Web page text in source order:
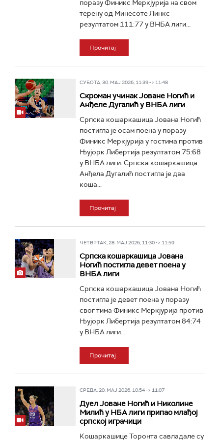
поразу Финикс Меркјурија на свом
терену од Минесоте Линкс
резултатом 111:77 у ВНБА лиги...
Прочитај
СУБОТА, 30. МАЈ 2026, 11:39 -> 11:48
Скроман учинак Јоване Ногић и
Анђеле Дугалић у ВНБА лиги
Српска кошаркашица Јована Ногић
постигла је осам поена у поразу
Финикс Меркјурија у гостима против
Њујорк Либертија резултатом 75:68
у ВНБА лиги. Српска кошаркашица
Анђела Дугалић постигла је два
коша...
Прочитај
ЧЕТВРТАК, 28. МАЈ 2026, 11:30 -> 11:59
Српска кошаркашица Јована
Ногић постигла девет поена у
ВНБА лиги
Српска кошаркашица Јована Ногић
постигла је девет поена у поразу
свог тима Финикс Меркјурија против
Њујорк Либертија резултатом 84:74
у ВНБА лиги...
Прочитај
СРЕДА, 20. МАЈ 2026, 10:54 -> 11:07
Дуел Јоване Ногић и Николине
Милић у НБА лиги припао млађој
српској играчици
Кошаркашице Торонта савладале су